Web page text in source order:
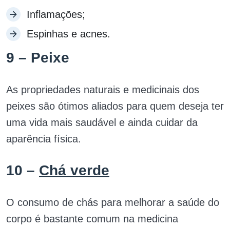
Inflamações;
Espinhas e acnes.
9 – Peixe
As propriedades naturais e medicinais dos
peixes são ótimos aliados para quem deseja ter
uma vida mais saudável e ainda cuidar da
aparência física.
10 – Chá verde
O consumo de chás para melhorar a saúde do
corpo é bastante comum na medicina